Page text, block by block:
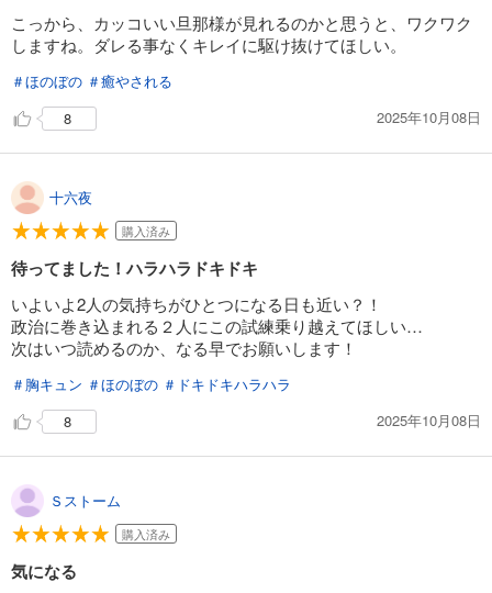
こっから、カッコいい旦那様が見れるのかと思うと、ワクワク
しますね。ダレる事なくキレイに駆け抜けてほしい。
＃ほのぼの ＃癒やされる
8
2025年10月08日
十六夜
購入済み
待ってました！ハラハラドキドキ
いよいよ2人の気持ちがひとつになる日も近い？！
政治に巻き込まれる２人にこの試練乗り越えてほしい…
次はいつ読めるのか、なる早でお願いします！
＃胸キュン ＃ほのぼの ＃ドキドキハラハラ
8
2025年10月08日
Ｓストーム
購入済み
気になる